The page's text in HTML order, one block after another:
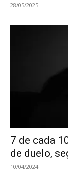
28/05/2025
7 de cada
de duelo,
10/04/2024